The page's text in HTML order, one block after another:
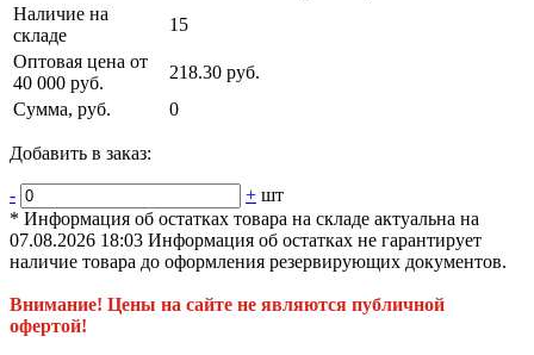
Наличие на
складе
15
Оптовая цена от
40 000 руб.
218.30 руб.
Сумма, руб.
0
Добавить в заказ:
- + шт
* Информация об остатках товара на складе актуальна на
07.08.2026 18:03 Информация об остатках не гарантирует
наличие товара до оформления резервирующих документов.
Внимание! Цены на сайте не являются публичной
офертой!